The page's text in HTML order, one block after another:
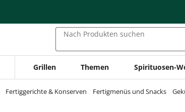
Nach Produkten suchen
Grillen Themen Spirituosen-
Fertiggerichte & Konserven Fertigmenüs und Snacks